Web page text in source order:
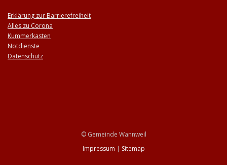
Erklärung zur Barrierefreiheit
Alles zu Corona
Kummerkasten
Notdienste
Datenschutz
© Gemeinde Wannweil
Impressum | Sitemap